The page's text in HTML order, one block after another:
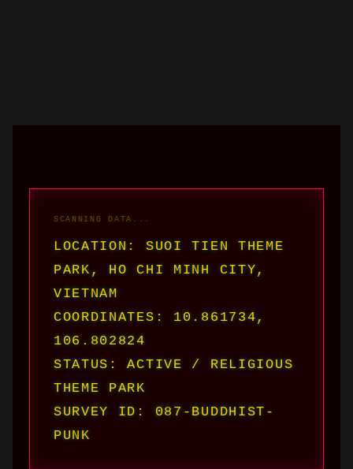
LOCATION: SUOI TIEN THEME
PARK, HO CHI MINH CITY,
VIETNAM
COORDINATES: 10.861734,
106.802824
STATUS: ACTIVE / RELIGIOUS
THEME PARK
SURVEY ID: 087-BUDDHIST-
PUNK